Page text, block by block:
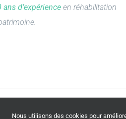
ans d’expérience en réhabilitation
Nous utilisons des cookies pour